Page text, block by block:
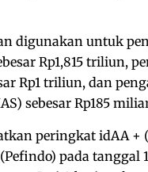
digunakan untuk
Rp1,815 triliun,
Rp1 triliun, dan
sebesar Rp185
peringkat idAA +
pada tanggal